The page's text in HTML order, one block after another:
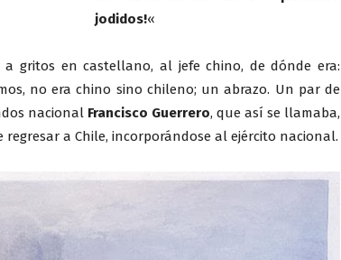
jodidos!«
gritos en castellano, al jefe chino, de dónde era:
no era chino sino chileno; un abrazo. Un par de
nacional Francisco Guerrero, que así se llamaba,
a Chile, incorporándose al ejército nacional.